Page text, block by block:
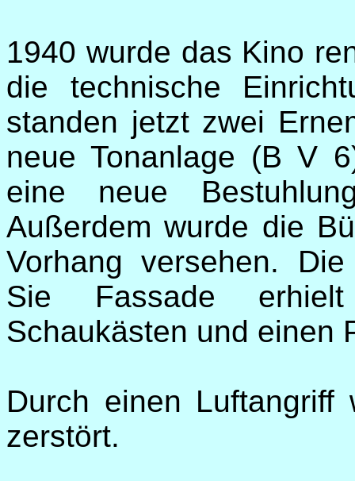
1940 wurde das Kino
die technische
standen jetzt zwei
neue Tonanlage (B V
eine neue
Außerdem wurde die
Vorhang versehen.
Sie Fassade
Schaukästen und
Durch einen
zerstört.